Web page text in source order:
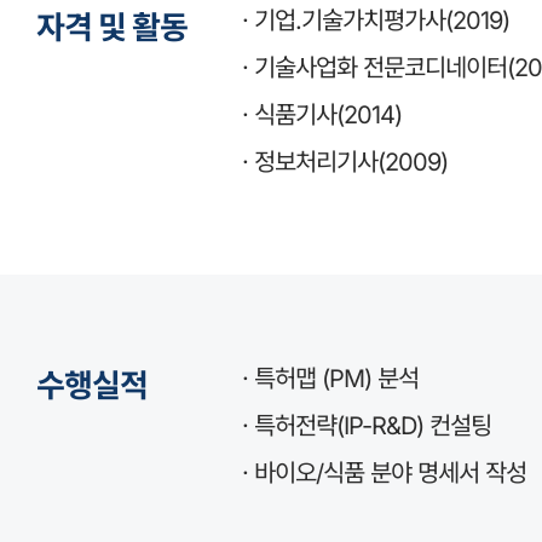
자격 및 활동
· 기업.기술가치평가사(2019)
· 기술사업화 전문코디네이터
· 식품기사(2014)
· 정보처리기사(2009)
수행실적
· 특허맵 (PM) 분석
· 특허전략(IP-R&D) 컨설팅
· 바이오/식품 분야 명세서 작성